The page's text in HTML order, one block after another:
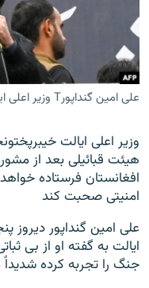
صفحه پشتو
Azadi English
همۀ سایت‌های رادیو
علی امین گنداپورT وزیر اعلی ایالت خیبرپختونخواه- تصویر از آرشیف
وزیر اعلی ایالت
هیئت قبائیلی بعد از
افغانستان فرستاده
امنیتی صحبت کند
علی امین گنداپور دیروز
ایالت به گفته او از بی
جنگ را تجربه کرده